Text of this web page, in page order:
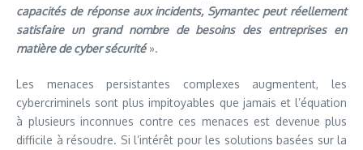
capacités de réponse aux incidents, Symantec peut réellement
satisfaire un grand nombre de besoins des entreprises en
matière de cyber sécurité».
Les menaces persistantes complexes augmentent, les
cybercriminels sont plus impitoyables que jamais et l’équation
à plusieurs inconnues contre ces menaces est devenue plus
difficile à résoudre. Si l’intérêt pour les solutions basées sur la